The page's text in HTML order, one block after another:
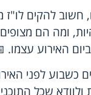
להקים לו"ז
ומה הם
האירוע עצמו.
לפני
שכל